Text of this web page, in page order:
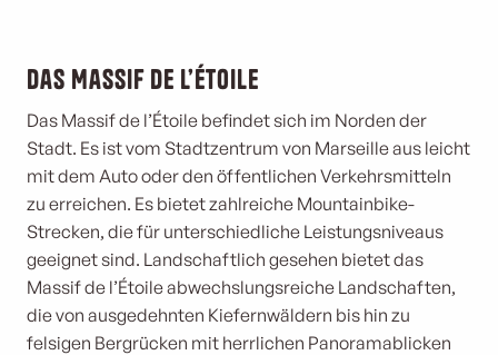
Das Massif de l’Étoile
Das Massif de l’Étoile befindet sich im Norden der
Stadt. Es ist vom Stadtzentrum von Marseille aus leicht
mit dem Auto oder den öffentlichen Verkehrsmitteln
zu erreichen. Es bietet zahlreiche Mountainbike-
Strecken, die für unterschiedliche Leistungsniveaus
geeignet sind. Landschaftlich gesehen bietet das
Massif de l’Étoile abwechslungsreiche Landschaften,
die von ausgedehnten Kiefernwäldern bis hin zu
felsigen Bergrücken mit herrlichen Panoramablicken